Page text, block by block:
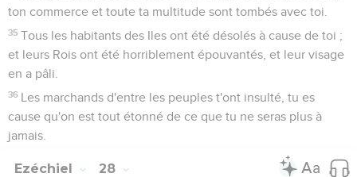
ton commerce et toute ta multitude sont tombés avec toi.
35 Tous les habitants des Iles ont été désolés à cause de toi ;
et leurs Rois ont été horriblement épouvantés, et leur visage
en a pâli.
36 Les marchands d'entre les peuples t'ont insulté, tu es
cause qu'on est tout étonné de ce que tu ne seras plus à
jamais.
Ezéchiel 28